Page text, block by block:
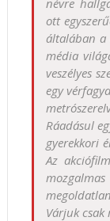
ott
általában a
média
veszélyes
egy
Ráadásul
gyerekkori
Az
Várjuk csak